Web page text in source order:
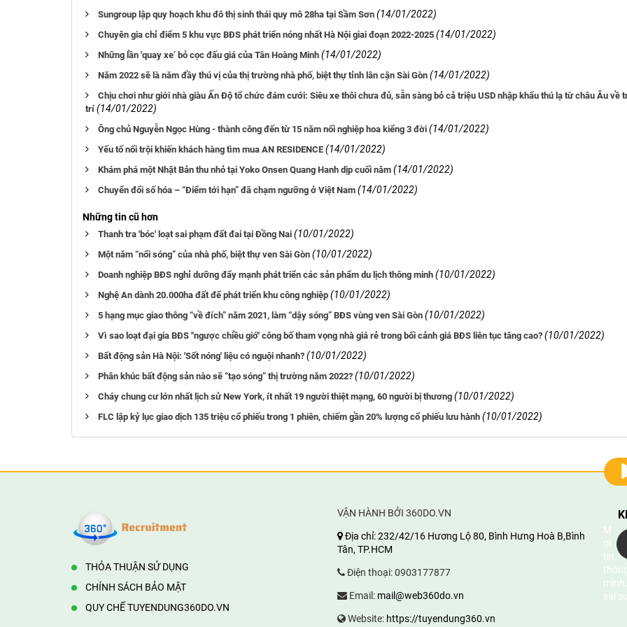
Sungroup lập quy hoạch khu đô thị sinh thái quy mô 28ha tại Sầm Sơn (14/01/2022)
Chuyên gia chỉ điểm 5 khu vực BĐS phát triển nóng nhất Hà Nội giai đoạn 2022-2025 (14/01/2022)
Những lần 'quay xe’ bỏ cọc đấu giá của Tân Hoàng Minh (14/01/2022)
Năm 2022 sẽ là năm đầy thú vị của thị trường nhà phố, biệt thự tỉnh lân cận Sài Gòn (14/01/2022)
Chịu chơi như giới nhà giàu Ấn Độ tổ chức đám cưới: Siêu xe thôi chưa đủ, sẵn sàng bỏ cả triệu USD nhập khẩu thú lạ từ châu Âu về
trí (14/01/2022)
Ông chủ Nguyễn Ngọc Hùng - thành công đến từ 15 năm nối nghiệp hoa kiểng 3 đời (14/01/2022)
Yếu tố nổi trội khiến khách hàng tìm mua AN RESIDENCE (14/01/2022)
Khám phá một Nhật Bản thu nhỏ tại Yoko Onsen Quang Hanh dịp cuối năm (14/01/2022)
Chuyển đổi số hóa – “Điểm tới hạn” đã chạm ngưỡng ở Việt Nam (14/01/2022)
Những tin cũ hơn
Thanh tra 'bóc' loạt sai phạm đất đai tại Đồng Nai (10/01/2022)
Một năm “nổi sóng” của nhà phố, biệt thự ven Sài Gòn (10/01/2022)
Doanh nghiệp BĐS nghỉ dưỡng đẩy mạnh phát triển các sản phẩm du lịch thông minh (10/01/2022)
Nghệ An dành 20.000ha đất để phát triển khu công nghiệp (10/01/2022)
5 hạng mục giao thông “về đích” năm 2021, làm “dậy sóng” BĐS vùng ven Sài Gòn (10/01/2022)
Vì sao loạt đại gia BĐS "ngược chiều gió" công bố tham vọng nhà giá rẻ trong bối cảnh giá BĐS liên tục tăng cao? (10/01/2022)
Bất động sản Hà Nội: 'Sốt nóng' liệu có nguội nhanh? (10/01/2022)
Phân khúc bất động sản nào sẽ “tạo sóng” thị trường năm 2022? (10/01/2022)
Cháy chung cư lớn nhất lịch sử New York, ít nhất 19 người thiệt mạng, 60 người bị thương (10/01/2022)
FLC lập kỷ lục giao dịch 135 triệu cổ phiếu trong 1 phiên, chiếm gần 20% lượng cổ phiếu lưu hành (10/01/2022)
THỎA THUẬN SỬ DỤNG
CHÍNH SÁCH BẢO MẬT
QUY CHẾ TUYENDUNG360DO.VN
VẬN HÀNH BỞI 360DO.VN
Địa chỉ:232/42/16 Hương Lộ 80, Bình Hưng Hoà B,Bình
Tân, TP.HCM
Điện thoại:0903177877
Email: mail@web360do.vn
Website: https://tuyendung360.vn
M
ọi
tin
sai